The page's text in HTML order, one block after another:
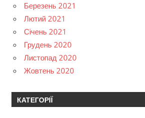
Березень 2021
Лютий 2021
Січень 2021
Грудень 2020
Листопад 2020
Жовтень 2020
КАТЕГОРІЇ